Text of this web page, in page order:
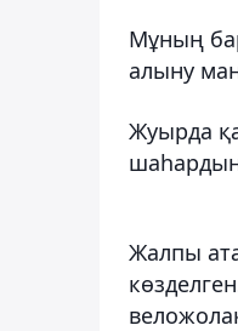
Мұның
алыну
Жуырда
шаһардың
Жалпы